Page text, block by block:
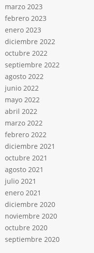
marzo 2023
febrero 2023
enero 2023
diciembre 2022
octubre 2022
septiembre 2022
agosto 2022
junio 2022
mayo 2022
abril 2022
marzo 2022
febrero 2022
diciembre 2021
octubre 2021
agosto 2021
julio 2021
enero 2021
diciembre 2020
noviembre 2020
octubre 2020
septiembre 2020